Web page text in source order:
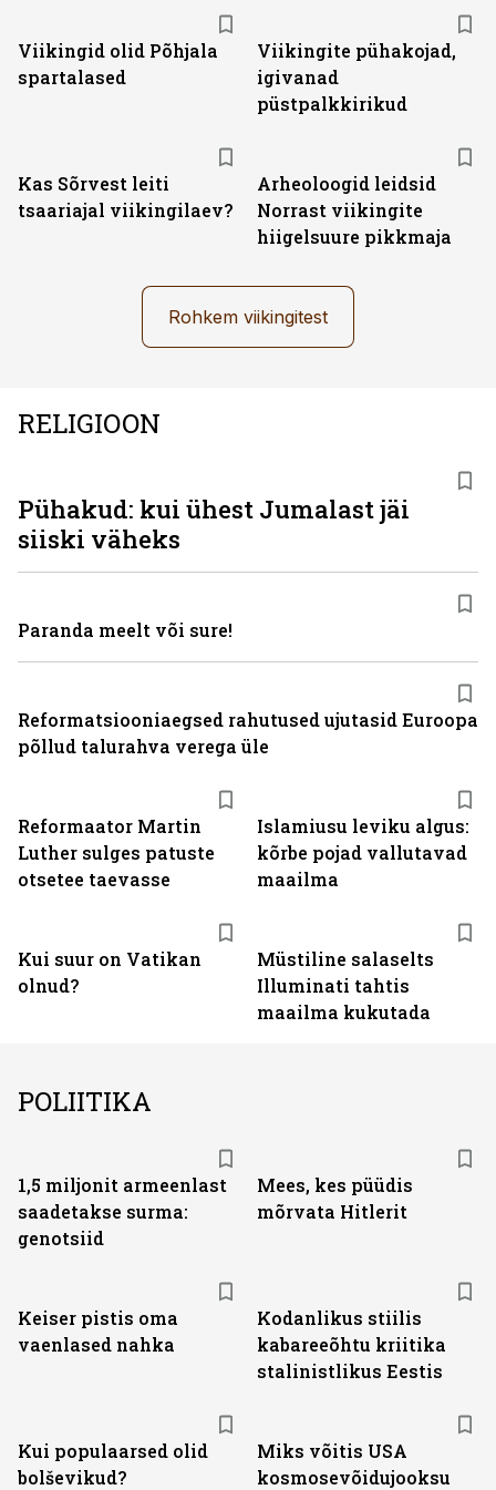
Viikingid olid Põhjala
spartalased
Viikingite pühakojad,
igivanad
püstpalkkirikud
Kas Sõrvest leiti
tsaariajal viikingilaev?
Arheoloogid leidsid
Norrast viikingite
hiigelsuure pikkmaja
Rohkem viikingitest
RELIGIOON
Reformaator Martin
Luther sulges patuste
otsetee taevasse
Islamiusu leviku algus:
kõrbe pojad vallutavad
maailma
Kui suur on Vatikan
olnud?
Müstiline salaselts
Illuminati tahtis
maailma kukutada
Pühakud: kui ühest Jumalast jäi
siiski väheks
Paranda meelt või sure!
Reformatsiooniaegsed rahutused ujutasid Euroopa
põllud talurahva verega üle
POLIITIKA
1,5 miljonit armeenlast
saadetakse surma:
genotsiid
Mees, kes püüdis
mõrvata Hitlerit
Keiser pistis oma
vaenlased nahka
Kodanlikus stiilis
kabareeõhtu kriitika
stalinistlikus Eestis
Kui populaarsed olid
bolševikud?
Miks võitis USA
kosmosevõidujooksu